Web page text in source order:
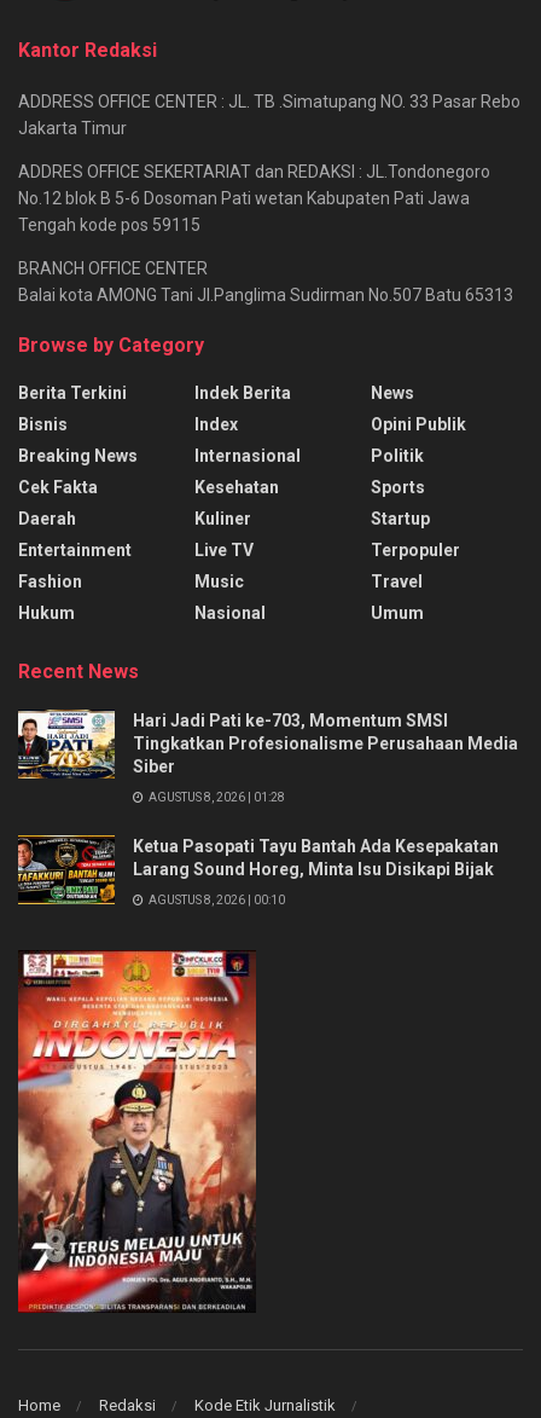
Kantor Redaksi
ADDRESS OFFICE CENTER : JL. TB .Simatupang NO. 33 Pasar Rebo
Jakarta Timur
ADDRES OFFICE SEKERTARIAT dan REDAKSI : JL.Tondonegoro
No.12 blok B 5-6 Dosoman Pati wetan Kabupaten Pati Jawa
Tengah kode pos 59115
BRANCH OFFICE CENTER
Balai kota AMONG Tani Jl.Panglima Sudirman No.507 Batu 65313
Browse by Category
Berita Terkini
Bisnis
Breaking News
Cek Fakta
Daerah
Entertainment
Fashion
Hukum
Indek Berita
Index
Internasional
Kesehatan
Kuliner
Live TV
Music
Nasional
News
Opini Publik
Politik
Sports
Startup
Terpopuler
Travel
Umum
Recent News
Hari Jadi Pati ke-703, Momentum SMSI
Tingkatkan Profesionalisme Perusahaan Media
Siber
AGUSTUS 8, 2026 | 01:28
Ketua Pasopati Tayu Bantah Ada Kesepakatan
Larang Sound Horeg, Minta Isu Disikapi Bijak
AGUSTUS 8, 2026 | 00:10
Home Redaksi Kode Etik Jurnalistik